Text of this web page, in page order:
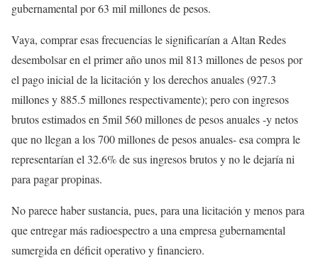
gubernamental por 63 mil millones de pesos.
Vaya, comprar esas frecuencias le significarían a Altan Redes
desembolsar en el primer año unos mil 813 millones de pesos por
el pago inicial de la licitación y los derechos anuales (927.3
millones y 885.5 millones respectivamente); pero con ingresos
brutos estimados en 5mil 560 millones de pesos anuales -y netos
que no llegan a los 700 millones de pesos anuales- esa compra le
representarían el 32.6% de sus ingresos brutos y no le dejaría ni
para pagar propinas.
No parece haber sustancia, pues, para una licitación y menos para
que entregar más radioespectro a una empresa gubernamental
sumergida en déficit operativo y financiero.